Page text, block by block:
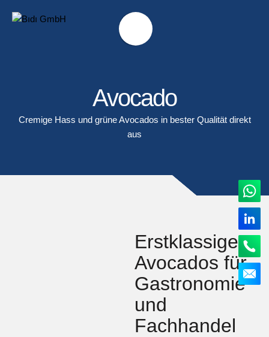
Avocado
Cremige Hass und grüne Avocados in bester Qualität direkt
aus
Erstklassige
Avocados für
Gastronomie
und
Fachhandel